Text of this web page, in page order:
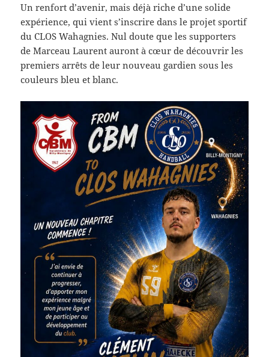
Un renfort d’avenir, mais déjà riche d’une solide
expérience, qui vient s’inscrire dans le projet sportif
du CLOS Wahagnies. Nul doute que les supporters
de Marceau Laurent auront à cœur de découvrir les
premiers arrêts de leur nouveau gardien sous les
couleurs bleu et blanc.